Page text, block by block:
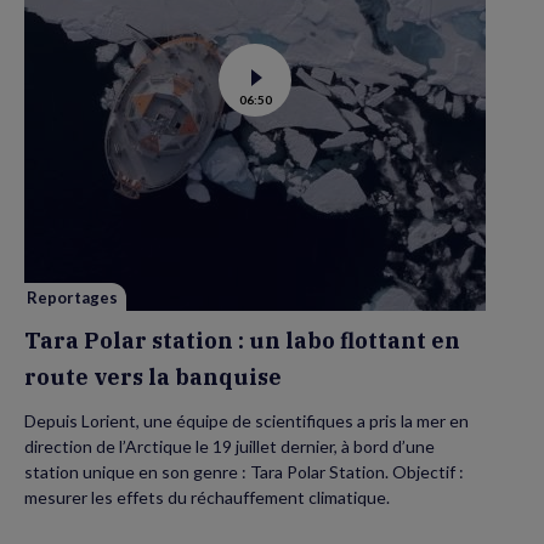
Voir
la
vidéo
de
Tara
Polar
station
:
la
06:50
Reportages
Tara Polar station : un labo flottant en
route vers la banquise
Depuis Lorient, une équipe de scientifiques a pris la mer en
direction de l’Arctique le 19 juillet dernier, à bord d’une
station unique en son genre : Tara Polar Station. Objectif :
mesurer les effets du réchauffement climatique.